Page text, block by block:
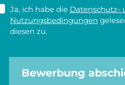
Ja, ich habe die Datenschutz-
Nutzungsbedingungen
diesen zu.
Bewerbung